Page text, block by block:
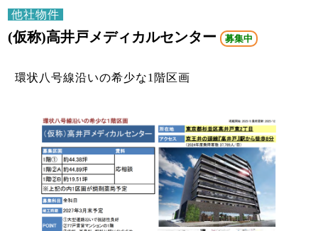
他社物件
(仮称)高井戸メディカルセンター 募集中
環状八号線沿いの希少な1階区画